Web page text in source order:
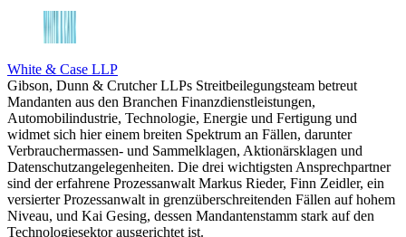
White & Case LLP
Gibson, Dunn & Crutcher LLPs Streitbeilegungsteam betreut
Mandanten aus den Branchen Finanzdienstleistungen,
Automobilindustrie, Technologie, Energie und Fertigung und
widmet sich hier einem breiten Spektrum an Fällen, darunter
Verbrauchermassen- und Sammelklagen, Aktionärsklagen und
Datenschutzangelegenheiten. Die drei wichtigsten Ansprechpartner
sind der erfahrene Prozessanwalt Markus Rieder, Finn Zeidler, ein
versierter Prozessanwalt in grenzüberschreitenden Fällen auf hohem
Niveau, und Kai Gesing, dessen Mandantenstamm stark auf den
Technologiesektor ausgerichtet ist.